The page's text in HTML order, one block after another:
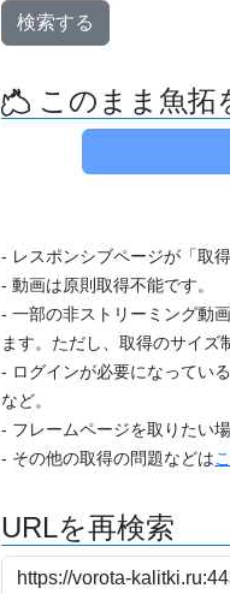
検索する
このまま魚拓
- レスポンシブページが「取
- 動画は原則取得不能です。
- 一部の非ストリーミング動
ます。ただし、取得のサイズ
- ログインが必要になってい
など。
- フレームページを取りたい
- その他の取得の問題などは
URLを再検索